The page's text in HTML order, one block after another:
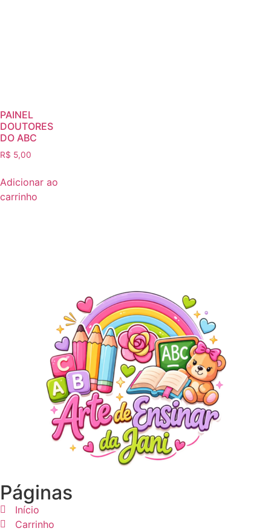
PAINEL
DOUTORES
DO ABC
R$ 5,00
Adicionar ao
carrinho
Páginas
Início
Carrinho